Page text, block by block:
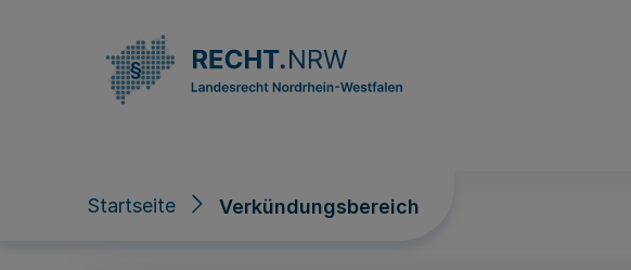
Startseite Verkündungsbereich